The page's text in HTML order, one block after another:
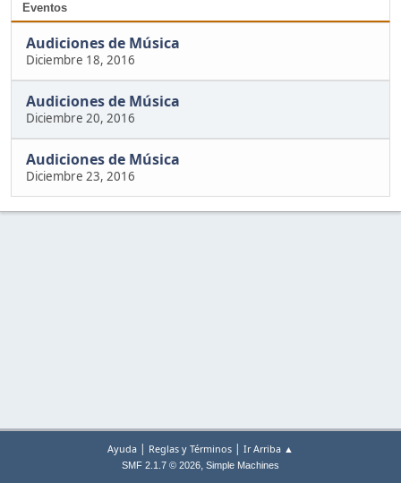
Eventos
Audiciones de Música
Diciembre 18, 2016
Audiciones de Música
Diciembre 20, 2016
Audiciones de Música
Diciembre 23, 2016
Ayuda | Reglas y Términos | Ir Arriba ▲
SMF 2.1.7 © 2026, Simple Machines